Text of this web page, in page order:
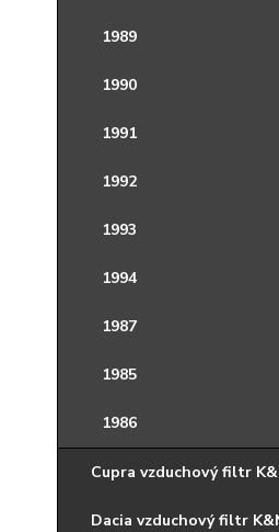
1989
1990
1991
1992
1993
1994
1987
1985
1986
Cupra vzduchový filtr
Dacia vzduchový filtr